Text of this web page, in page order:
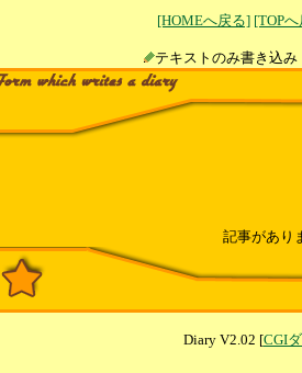
[HOMEへ戻る] [TOP
テキストのみ書
記事があり
Diary V2.02 [CGI